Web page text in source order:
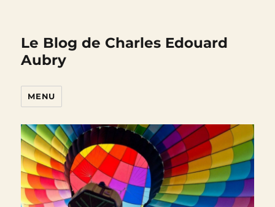
Le Blog de Charles Edouard
Aubry
MENU